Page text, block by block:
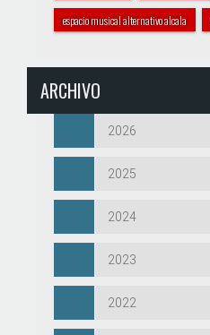
espacio musical alternativo alcala
ARCHIVO
2026
2025
2024
2023
2022